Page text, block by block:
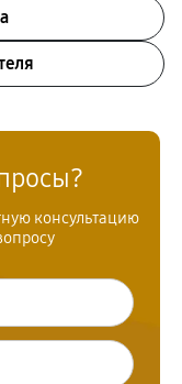
консультацию